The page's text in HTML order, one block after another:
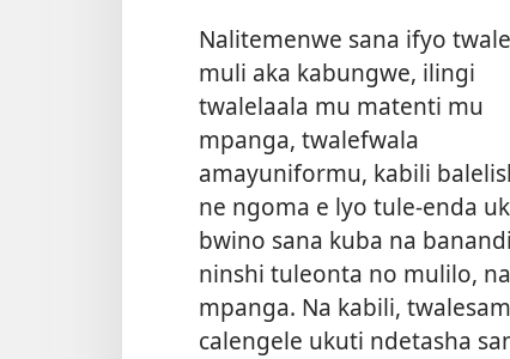
Nalitemenwe sana ifyo
muli aka kabungwe, ilingi
twalelaala mu matenti mu
mpanga, twalefwala
amayuniformu, kabili
ne ngoma e lyo tule-enda
bwino sana kuba na
ninshi tuleonta no mulilo,
mpanga. Na kabili,
calengele ukuti ndetasha